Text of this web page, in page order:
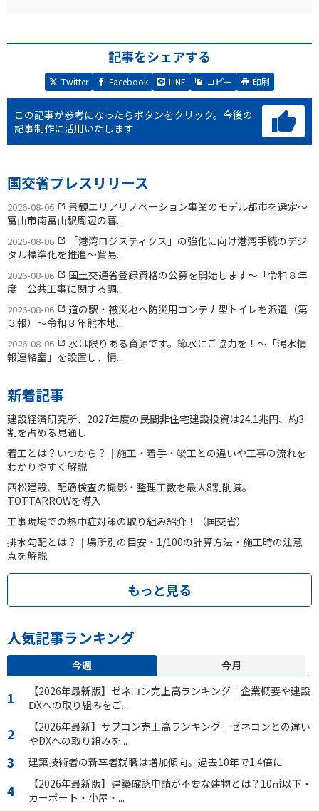
記事をシェアする
Twitter Facebook LINE コピー 印刷
この記事が参考になったらボタンをクリック。 今後の
記事制作に活用いたします
国交省プレスリリース
2026-08-06
景観エリアリノベーション事業のモデル都市を選定〜
富山市南富山駅周辺の暮...
2026-08-06
「港湾ロジスティクス」の強化に向け港湾手続のデジ
タル標準化を推進〜貿易...
2026-08-06
国土交通省登録資格の公募を開始します〜「令和８年
度 公共工事に関する調...
2026-08-06
道の駅・被災地へ防災用コンテナ型トイレを派遣（第
３報）〜令和８年熊本地...
2026-08-06
水は限りある資源です。節水にご協力を！〜「渇水情
報連絡室」を設置し、情...
新着記事
建設経済研究所、2027年度の民間非住宅建設投資は24.1兆円、約3
割を占める見通し
着工とは？いつから？｜施工・着手・竣工との違いや工事の流れを
わかりやすく解説
西松建設、配筋検査の撮影・整理工数を最大8割削減。
TOTTARROWを導入
工事現場での熱中症対策の取り組み紹介！（国交省）
排水勾配とは？｜場所別の目安・1/100の計算方法・施工時の注意
点を解説
もっと見る
人気記事ランキング
今週
今月
【2026年最新版】ゼネコン売上高ランキング｜企業概要や建設
ⅮXへの取り組みをご...
【2026年最新】サブコン売上高ランキング｜ゼネコンとの違い
やDXへの取り組みを...
建築技術者の新卒者就職は増加傾向。過去10年で1.4倍に
【2026年最新版】建築確認申請が不要な建物とは？10㎡以下・
カーポート・小屋・...